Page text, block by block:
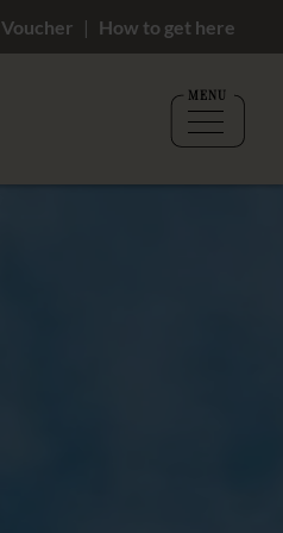
Voucher How to get here
MENU